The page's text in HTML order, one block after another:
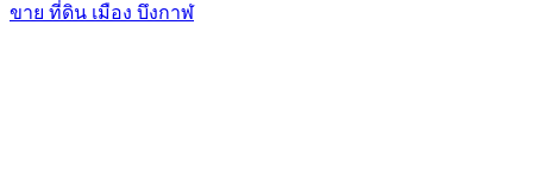
ขาย ที่ดิน เมือง บึงกาฬ